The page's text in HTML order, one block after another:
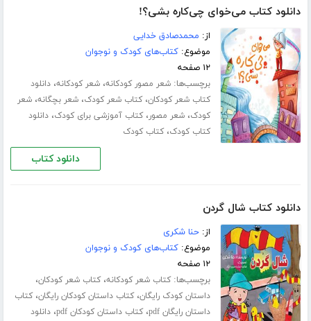
دانلود کتاب می‌خوای چی‌کاره بشی؟!
از: محمدصادق خدایی
موضوع:کتاب‌های کودک و نوجوان
۱۲ صفحه
برچسب‌ها:شعر مصور کودکانه،شعر کودکانه،دانلود
کتاب شعر کودکان،کتاب شعر کودک،شعر بچگانه،شعر
کودک،شعر مصور،کتاب آموزشی برای کودک،دانلود
کتاب کودک،کتاب کودک
دانلود کتاب
دانلود کتاب شال گردن
از:حنا شکری
موضوع:کتاب‌های کودک و نوجوان
۱۲ صفحه
برچسب‌ها:کتاب شعر کودکانه،کتاب شعر کودکان،
داستان کودک رایگان،کتاب داستان کودکان رایگان،کتاب
داستان رایگان pdf
،کتاب داستان کودکان pdf ،دانلود